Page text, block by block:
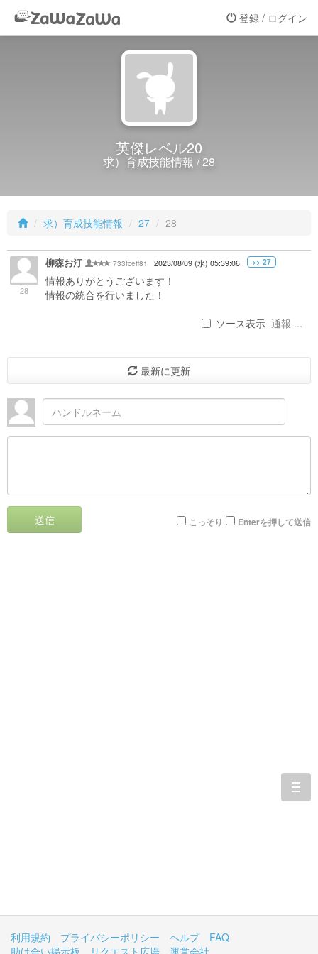
登録 / ログイン
英傑レベル20
求）育成技能情報 / 28
求）育成技能情報 27 28
28
柳森お汀 733fceff81 2023/08/09 (水) 05:39:06 >> 27
情報ありがとうございます！
情報の統合を行いました！
ソース表示 通報 ...
最新に更新
送信 こっそり Enterを押して送信
利用規約 プライバシーポリシー ヘルプ
FAQ
助け合い掲示板
リクエスト広場 運営会社